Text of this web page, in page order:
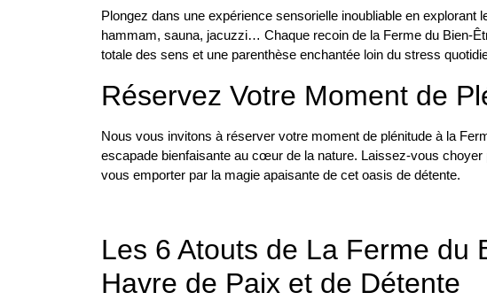
Plongez dans une expérience sensorielle inoubliable en explorant
hammam, sauna, jacuzzi… Chaque recoin de la Ferme du Bien-
totale des sens et une parenthèse enchantée loin du stress
Réservez Votre Moment de
Nous vous invitons à réserver votre moment de plénitude à la
escapade bienfaisante au cœur de la nature. Laissez-vous
vous emporter par la magie apaisante de cet oasis de détente.
Les 6 Atouts de La Ferme du
Havre de Paix et de Détente